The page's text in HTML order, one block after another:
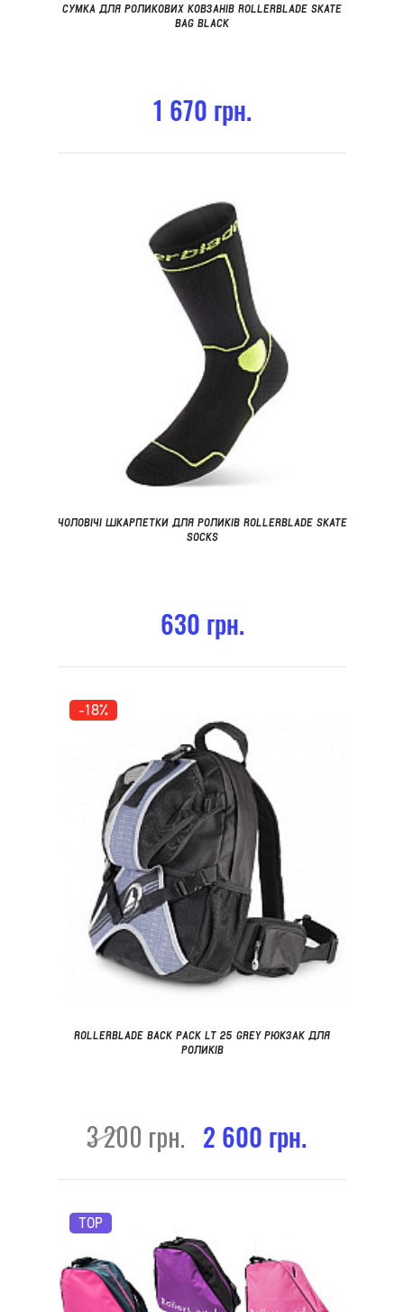
СУМКА ДЛЯ РОЛИКОВИХ КОВЗАНІВ ROLLERBLADE SKATE
BAG BLACK
1 670 грн.
ЧОЛОВІЧІ ШКАРПЕТКИ ДЛЯ РОЛИКІВ ROLLERBLADE SKATE
SOCKS
630 грн.
-18%
ROLLERBLADE BACK PACK LT 25 GREY РЮКЗАК ДЛЯ
РОЛИКІВ
3 200 грн. 2 600 грн.
TOP